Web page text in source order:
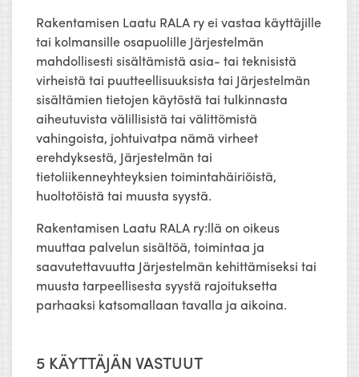
Rakentamisen Laatu RALA ry ei vastaa käyttäjille
tai kolmansille osapuolille Järjestelmän
mahdollisesti sisältämistä asia- tai teknisistä
virheistä tai puutteellisuuksista tai Järjestelmän
sisältämien tietojen käytöstä tai tulkinnasta
aiheutuvista välillisistä tai välittömistä
vahingoista, johtuivatpa nämä virheet
erehdyksestä, Järjestelmän tai
tietoliikenneyhteyksien toimintahäiriöistä,
huoltotöistä tai muusta syystä.
Rakentamisen Laatu RALA ry:llä on oikeus
muuttaa palvelun sisältöä, toimintaa ja
saavutettavuutta Järjestelmän kehittämiseksi tai
muusta tarpeellisesta syystä rajoituksetta
parhaaksi katsomallaan tavalla ja aikoina.
5 KÄYTTÄJÄN VASTUUT